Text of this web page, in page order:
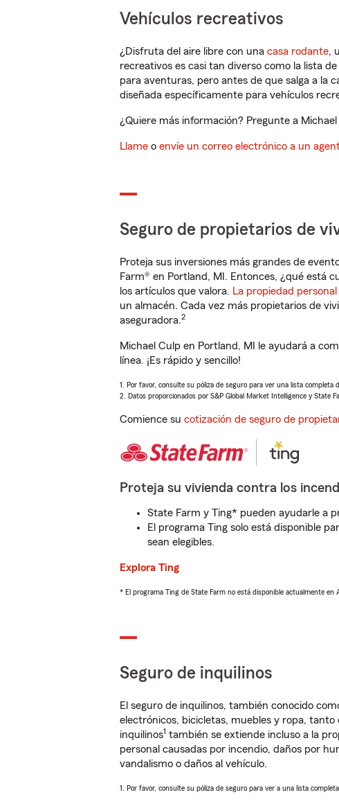
Vehículos recreativos
¿Disfruta del aire libre con una casa rodante,
recreativos es casi tan diverso como la lista
para aventuras, pero antes de que salga a la
diseñada específicamente para vehículos
¿Quiere más información? Pregunte a
Llame o envíe un correo electrónico a un
Seguro de propietarios de
Proteja sus inversiones más grandes de
Farm® en Portland, MI. Entonces, ¿qué está
los artículos que valora. La propiedad personal
un almacén. Cada vez más propietarios de
aseguradora.2
Michael Culp en Portland, MI le ayudará a
línea. ¡Es rápido y sencillo!
1. Por favor, consulte su póliza de seguro para ver una lista completa
2. Datos proporcionados por S&P Global Market Intelligence y State
Comience su cotización de seguro de
Proteja su vivienda contra los
State Farm y Ting* pueden ayudarle a
El programa Ting solo está disponible
sean elegibles.
Explora Ting
* El programa Ting de State Farm no está disponible actualmente en
Seguro de inquilinos
El seguro de inquilinos, también conocido
electrónicos, bicicletas, muebles y ropa,
inquilinos1 también se extiende incluso a la
personal causadas por incendio, daños por
vandalismo o daños al vehículo.
1. Por favor, consulte su póliza de seguro para ver a una lista